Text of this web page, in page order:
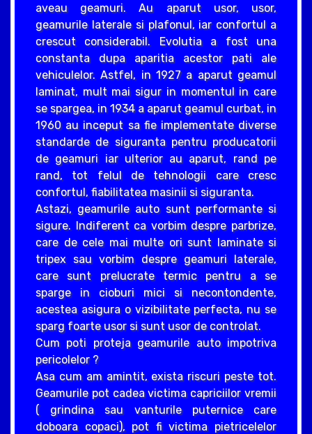
aveau geamuri. Au aparut usor, usor,
geamurile laterale si plafonul, iar confortul a
crescut considerabil. Evolutia a fost una
constanta dupa aparitia acestor pati ale
vehiculelor. Astfel, in 1927 a aparut geamul
laminat, mult mai sigur in momentul in care
se spargea, in 1934 a aparut geamul curbat, in
1960 au inceput sa fie implementate diverse
standarde de siguranta pentru producatorii
de geamuri iar ulterior au aparut, rand pe
rand, tot felul de tehnologii care cresc
confortul, fiabilitatea masinii si siguranta.
Astazi, geamurile auto sunt performante si
sigure. Indiferent ca vorbim despre parbrize,
care de cele mai multe ori sunt laminate si
tripex sau vorbim despre geamuri laterale,
care sunt prelucrate termic pentru a se
sparge in cioburi mici si necontondente,
acestea asigura o vizibilitate perfecta, nu se
sparg foarte usor si sunt usor de controlat.
Cum poti proteja geamurile auto impotriva
pericolelor ?
Asa cum am amintit, exista riscuri peste tot.
Geamurile pot cadea victima capriciilor vremii
( grindina sau vanturile puternice care
doboara copaci), pot fi victima pietricelelor